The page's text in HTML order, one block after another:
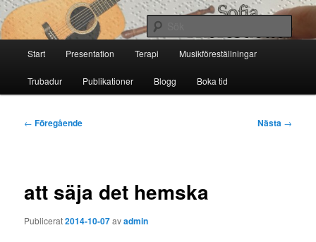
Hoppa
till
primärt
innehållSofia Thoresdotter
Start Presentation Terapi Musikföreställningar
Trubadur Publikationer Blogg Boka tid
Inläggsnavigering
← Föregående Nästa →
att säja det hemska
Publicerat2014-10-07avadmin